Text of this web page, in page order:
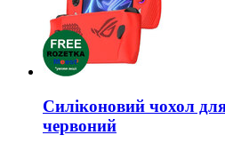
Силіконовий чохол
червоний